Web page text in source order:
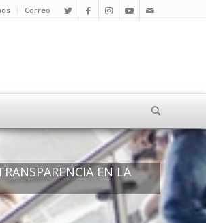
Correo
EN LA